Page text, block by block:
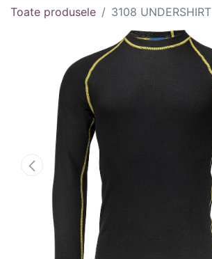
Toate produsele 3108 UNDERSHIRT